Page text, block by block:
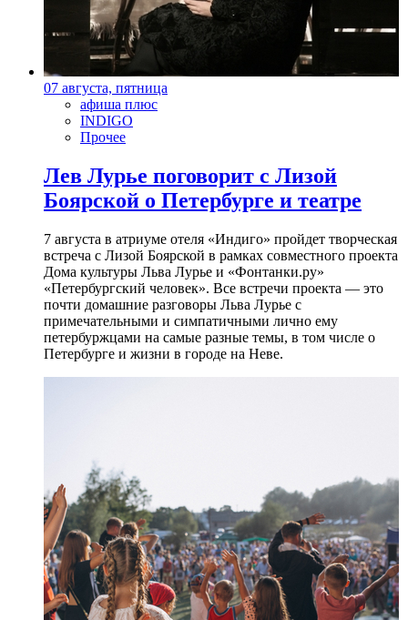
07 августа, пятница
афиша плюс
INDIGO
Прочее
Лев Лурье поговорит с Лизой
Боярской о Петербурге и театре
7 августа в атриуме отеля «Индиго» пройдет творческая
встреча с Лизой Боярской в рамках совместного проекта
Дома культуры Льва Лурье и «Фонтанки.ру»
«Петербургский человек». Все встречи проекта — это
почти домашние разговоры Льва Лурье с
примечательными и симпатичными лично ему
петербуржцами на самые разные темы, в том числе о
Петербурге и жизни в городе на Неве.